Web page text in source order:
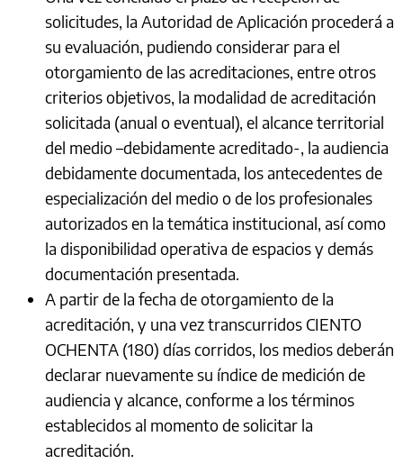
solicitudes, la Autoridad de Aplicación procederá a
su evaluación, pudiendo considerar para el
otorgamiento de las acreditaciones, entre otros
criterios objetivos, la modalidad de acreditación
solicitada (anual o eventual), el alcance territorial
del medio –debidamente acreditado-, la audiencia
debidamente documentada, los antecedentes de
especialización del medio o de los profesionales
autorizados en la temática institucional, así como
la disponibilidad operativa de espacios y demás
documentación presentada.
A partir de la fecha de otorgamiento de la
acreditación, y una vez transcurridos CIENTO
OCHENTA (180) días corridos, los medios deberán
declarar nuevamente su índice de medición de
audiencia y alcance, conforme a los términos
establecidos al momento de solicitar la
acreditación.